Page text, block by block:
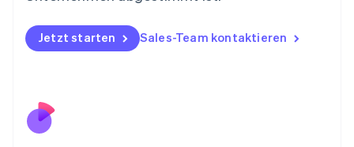
Jetzt starten Sales-Team kontaktieren
English
Österreich
Portugal
Português